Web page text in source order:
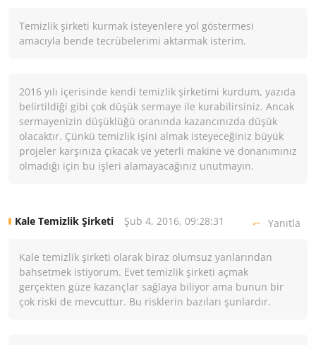
Temizlik şirketi kurmak isteyenlere yol göstermesi
amacıyla bende tecrübelerimi aktarmak isterim.
2016 yılı içerisinde kendi temizlik şirketimi kurdum, yazıda
belirtildiği gibi çok düşük sermaye ile kurabilirsiniz. Ancak
sermayenizin düşüklüğü oranında kazancınızda düşük
olacaktır. Çünkü temizlik işini almak isteyeceğiniz büyük
projeler karşınıza çıkacak ve yeterli makine ve donanımınız
olmadığı için bu işleri alamayacağınız unutmayın.
Kale Temizlik Şirketi Şub 4, 2016, 09:28:31
Kale temizlik şirketi olarak biraz olumsuz yanlarından
bahsetmek istiyorum. Evet temizlik şirketi açmak
gerçekten güze kazançlar sağlaya biliyor ama bunun bir
çok riski de mevcuttur. Bu risklerin bazıları şunlardır.
Yanıtla